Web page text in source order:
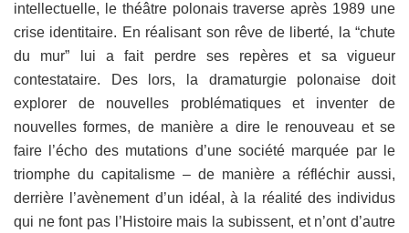
intellectuelle, le théâtre polonais traverse après 1989 une
crise identitaire. En réalisant son rêve de liberté, la “chute
du mur” lui a fait perdre ses repères et sa vigueur
contestataire. Des lors, la dramaturgie polonaise doit
explorer de nouvelles problématiques et inventer de
nouvelles formes, de manière a dire le renouveau et se
faire l’écho des mutations d’une société marquée par le
triomphe du capitalisme – de manière a réfléchir aussi,
derrière l’avènement d’un idéal, à la réalité des individus
qui ne font pas l’Histoire mais la subissent, et n’ont d’autre